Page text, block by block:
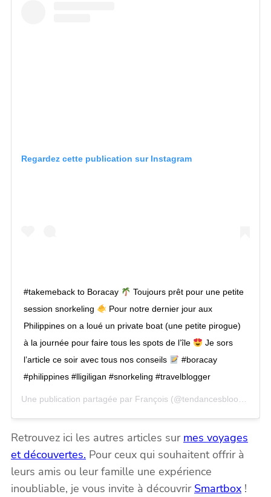
Regardez cette publication sur Instagram
#takemeback to Boracay
Toujours prêt pour une petite
session snorkeling
Pour notre dernier jour aux
Philippines on a loué un private boat (une petite pirogue)
à la journée pour faire tous les spots de l’île
Je sors
l’article ce soir avec tous nos conseils
#boracay
#philippines #lligiligan #snorkeling #travelblogger
Retrouvez ici les autres articles sur mes voyages
et découvertes. Pour ceux qui souhaitent offrir à
leurs amis ou leur famille une expérience
inoubliable, je vous invite à découvrir Smartbox !